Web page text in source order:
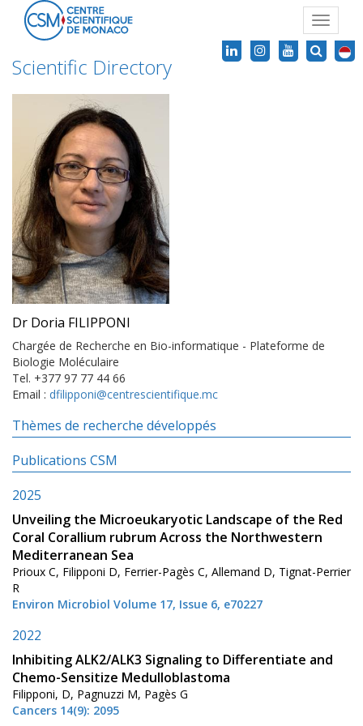
Toggle
Scientific Directory
Dr Doria FILIPPONI
Chargée de Recherche en Bio-informatique - Plateforme de
Biologie Moléculaire
Tel. +377 97 77 44 66
Email : dfilipponi@centrescientifique.mc
Thèmes de recherche développés
Publications CSM
2025
Unveiling the Microeukaryotic Landscape of the Red
Coral Corallium rubrum Across the Northwestern
Mediterranean Sea
Prioux C, Filipponi D, Ferrier-Pagès C, Allemand D, Tignat-Perrier
R
Environ Microbiol Volume 17, Issue 6, e70227
2022
Inhibiting ALK2/ALK3 Signaling to Differentiate and
Chemo-Sensitize Medulloblastoma
Filipponi, D, Pagnuzzi M, Pagès G
Cancers 14(9): 2095